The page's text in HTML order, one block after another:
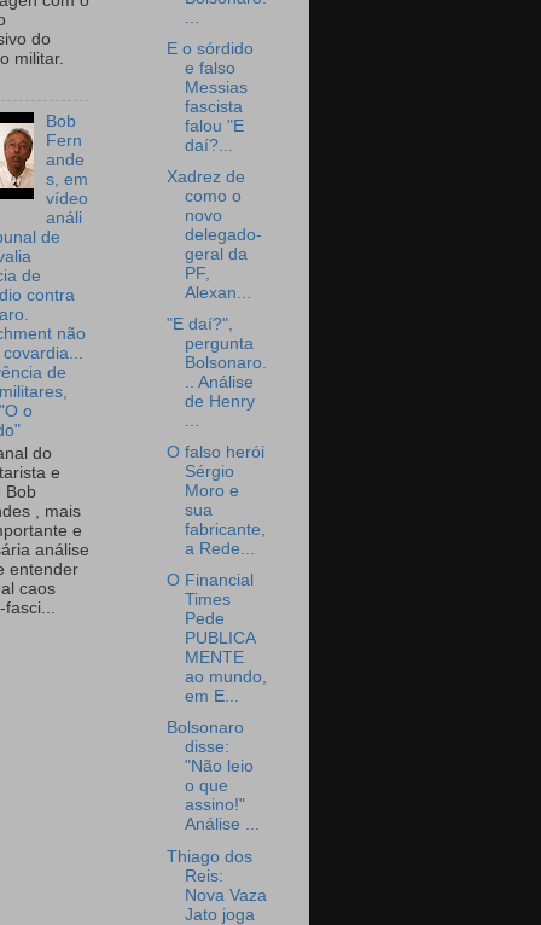
do
militar.
Bob
Fern
ande
s, em
vídeo
análi
de
de
contra
não
de
o
do
e
Bob
, mais
e
análise
entender
caos
E o sórdido
e falso
Messias
fascista
falou "E
daí?...
Xadrez de
como o
novo
delegado-
geral da
PF,
Alexan...
"E daí?",
pergunta
Bolsonaro.
.. Análise
de Henry
...
O falso herói
Sérgio
Moro e
sua
fabricante,
a Rede...
O Financial
Times
Pede
PUBLICA
MENTE
ao mundo,
em E...
Bolsonaro
disse:
"Não leio
o que
assino!"
Análise ...
Thiago dos
Reis:
Nova Vaza
Jato joga